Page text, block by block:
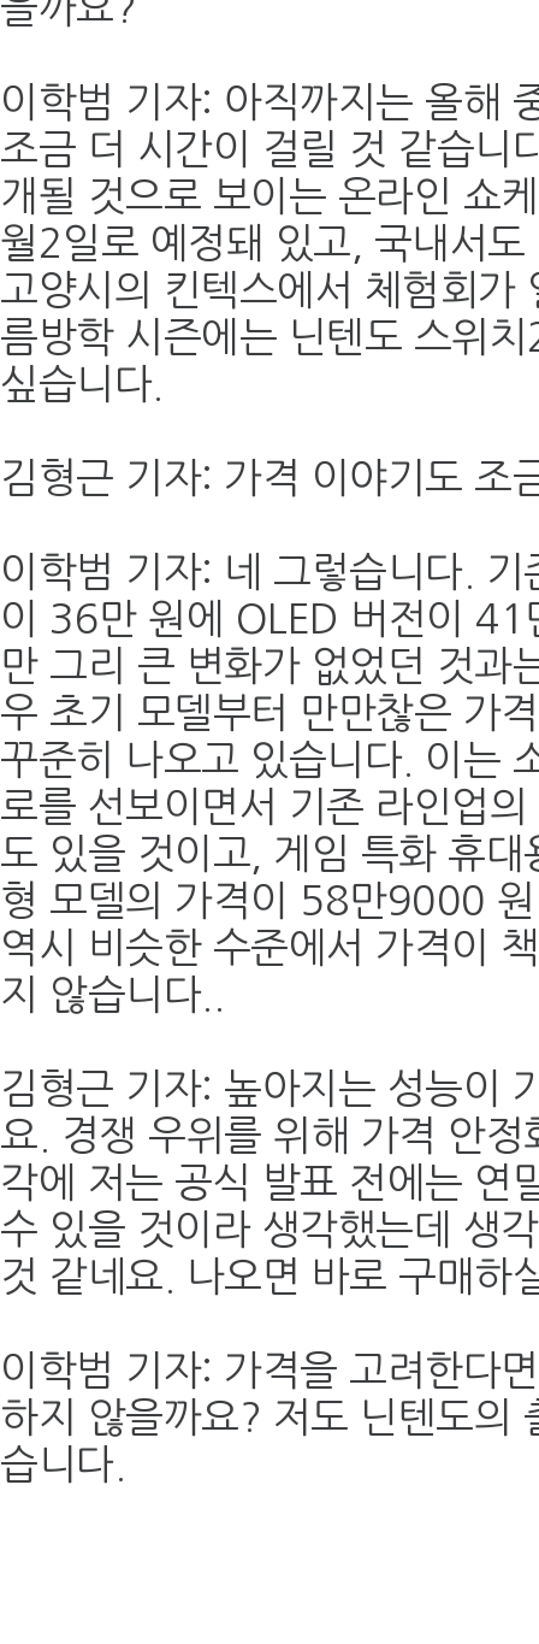
을까요?
이학범 기자: 아직까지는 올해
조금 더 시간이 걸릴 것 같습니
개될 것으로 보이는 온라인 쇼
월2일로 예정돼 있고, 국내서
고양시의 킨텍스에서 체험회가
름방학 시즌에는 닌텐도 스위
싶습니다.
김형근 기자: 가격 이야기도 조
이학범 기자: 네 그렇습니다.
이 36만 원에 OLED 버전이 41
만 그리 큰 변화가 없었던 것과
우 초기 모델부터 만만찮은 가
꾸준히 나오고 있습니다. 이는
로를 선보이면서 기존 라인업
도 있을 것이고, 게임 특화 휴
형 모델의 가격이 58만9000
역시 비슷한 수준에서 가격이
지 않습니다..
김형근 기자: 높아지는 성능이
요. 경쟁 우위를 위해 가격 안
각에 저는 공식 발표 전에는 연
수 있을 것이라 생각했는데 생
것 같네요. 나오면 바로 구매하
이학범 기자: 가격을 고려한다
하지 않을까요? 저도 닌텐도의
습니다.